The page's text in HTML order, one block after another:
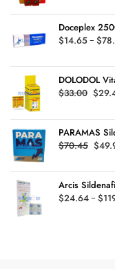
Doceplex
$14.65- $
DOLODOL
$33.00
was:
$
PARAMAS
$70.45
was:
$
Arcis
$24.64- $